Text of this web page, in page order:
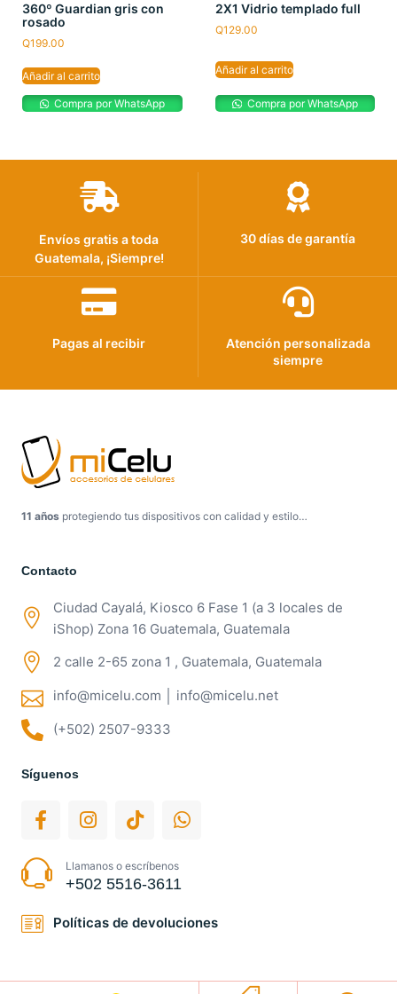
360º Guardian gris con
rosado
Q199.00
Añadir al carrito
Compra por WhatsApp
2X1 Vidrio templado full
Q129.00
Añadir al carrito
Compra por WhatsApp
Envíos gratis a toda
Guatemala, ¡Siempre!
30 días de garantía
Pagas al recibir
Atención personalizada
siempre
11 años protegiendo tus dispositivos con calidad y estilo…
Contacto
Ciudad Cayalá, Kiosco 6 Fase 1 (a 3 locales de
iShop) Zona 16 Guatemala, Guatemala
2 calle 2-65 zona 1 , Guatemala, Guatemala
info@micelu.com │ info@micelu.net
(+502) 2507-9333
Síguenos
Llamanos o escríbenos
+502 5516-3611
Políticas de devoluciones